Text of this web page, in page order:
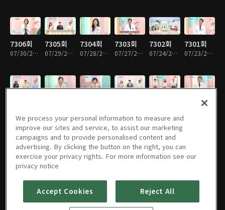
7306회
07/30/2026 • 52분
7305회
07/29/2026 • 52분
7304회
07/28/2026 • 51분
7303회
07/27/2026 • 51분
7302회
07/24/2026 • 52분
7301회
07/23/2026 • 52분
7295회
7294회
07/14/2026 • 51분
7293회 7292회 7291회 7290회 7289회
We process your personal information to measure and
improve our sites and service, to assist our marketing
campaigns and to provide personalised content and
advertising. By clicking the button on the right, you can
exercise your privacy rights. For more information see our
privacy notice
Accept Cookies Reject All